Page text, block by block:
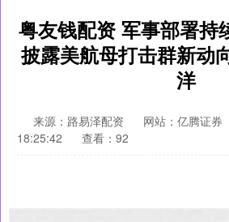
粤友钱配资 军事部署持
披露美航母打击群新动
洋
来源：路易泽配资 网站：亿腾证券
18:25:42
查看：92